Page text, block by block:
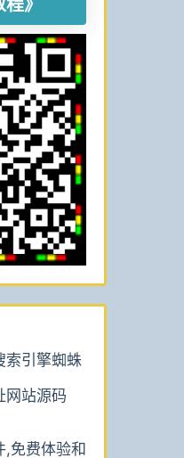
》
引擎蜘蛛
网站源码
免费体验和